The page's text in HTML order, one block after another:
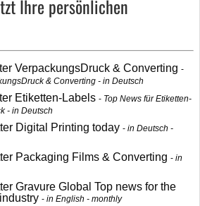
Ihre persönlichen
VerpackungsDruck & Converting
& Converting - in Deutsch
Etiketten-Labels
Top News für Etiketten-
- in Deutsch
Digital Printing today
in Deutsch -
Packaging Films & Converting
in
Gravure Global Top news for the
in English - monthly